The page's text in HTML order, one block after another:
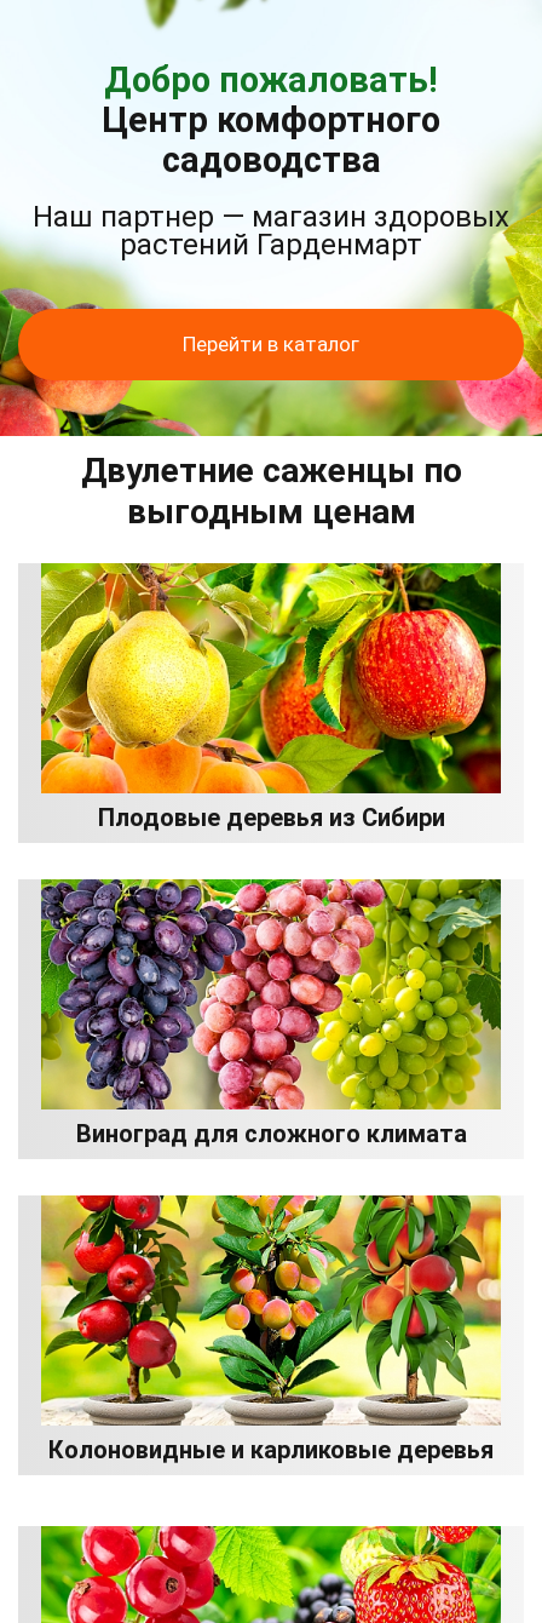
Добро пожаловать!
Центр комфортного
садоводства
Наш партнер — магазин здоровых
растений Гарденмарт
Перейти в каталог
Двулетние саженцы по
выгодным ценам
Плодовые деревья из Сибири
Виноград для сложного климата
Колоновидные и карликовые деревья